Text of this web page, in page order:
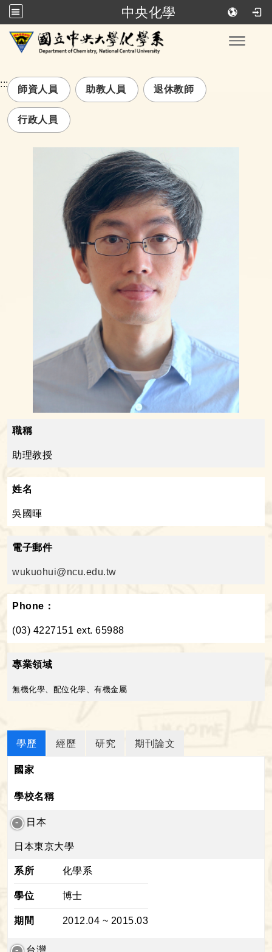
中央化學
跳到主要內容
:::
師資人員 助教人員 退休教師
行政人員
職稱
助理教授
姓名
吳國暉
電子郵件
wukuohui@ncu.edu.tw
Phone：
(03) 4227151 ext. 65988
專業領域
無機化學、配位化學、有機金屬
學歷 經歷 研究 期刊論文
國家
學校名稱
日本
日本東京大學
系所 化學系
學位 博士
期間 2012.04 ~ 2015.03
台灣